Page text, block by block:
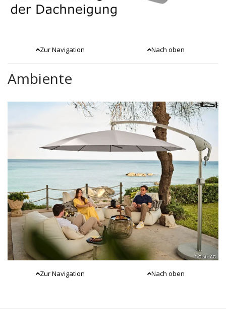
Zur Navigation Nach oben
Ambiente
Zur Navigation Nach oben